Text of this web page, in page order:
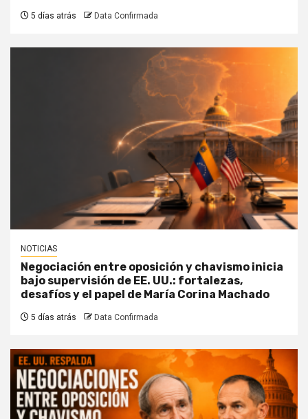
5 días atrás Data Confirmada
NOTICIAS
Negociación entre oposición y chavismo inicia
bajo supervisión de EE. UU.: fortalezas,
desafíos y el papel de María Corina Machado
5 días atrás Data Confirmada